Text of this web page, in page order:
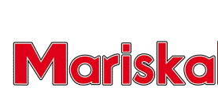
contenido